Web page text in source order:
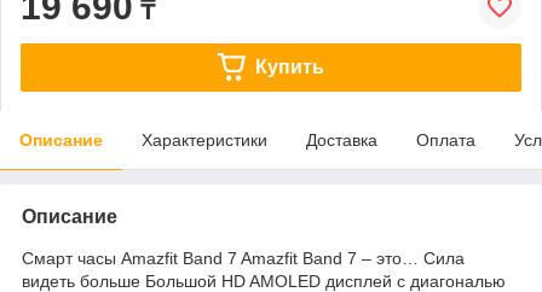
₸
Купить
Описание Характеристики Доставка Оплата
Описание
Смарт часы Amazfit Band 7 Amazfit Band 7 – это… Сила
видеть больше Большой HD AMOLED дисплей с диагональю